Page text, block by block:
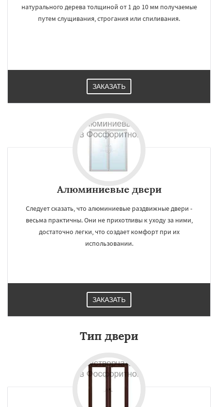
натурального дерева толщиной от 1 до 10 мм получаемые
путем слущивания, строгания или спиливания.
ЗАКАЗАТЬ
Алюминиевые двери
Следует сказать, что алюминиевые раздвижные двери -
весьма практичны. Они не прихотливы к уходу за ними,
достаточно легки, что создает комфорт при их
использовании.
ЗАКАЗАТЬ
Тип двери